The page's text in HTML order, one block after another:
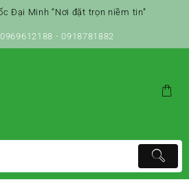
Đại Minh “Nơi đặt trọn niềm tin”
- 0918781882